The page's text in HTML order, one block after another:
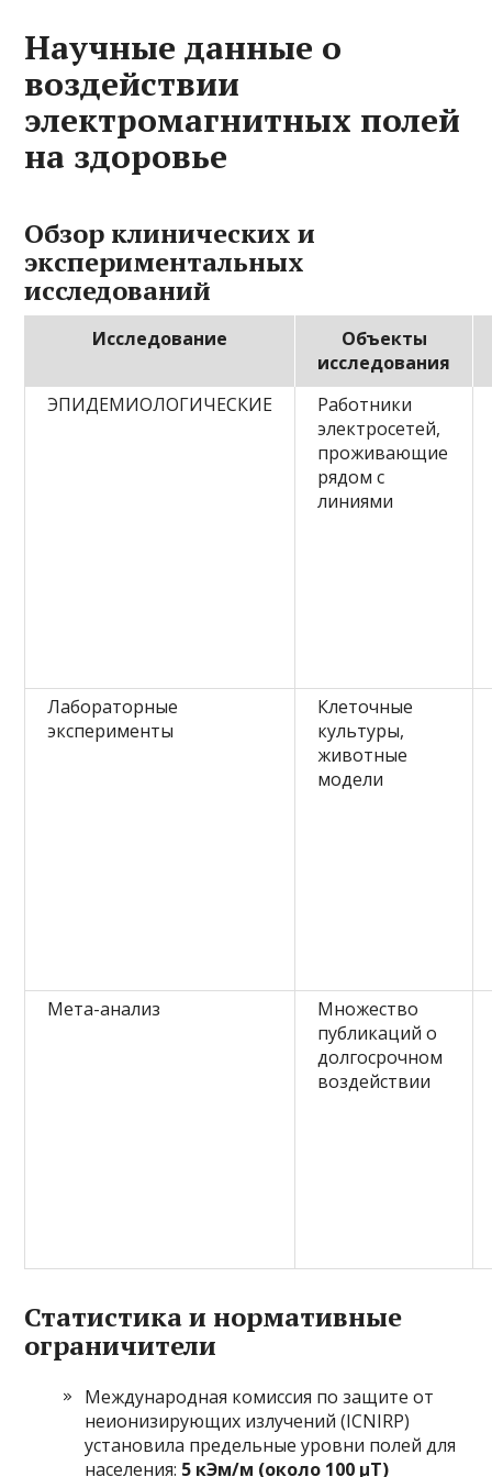
Научные данные о
воздействии
электромагнитных полей
на здоровье
Обзор клинических и
экспериментальных
исследований
Исследование
Объекты
исследования
ЭПИДЕМИОЛОГИЧЕСКИЕ
Работники
электросетей,
проживающие
рядом с
линиями
Лабораторные
эксперименты
Клеточные
культуры,
животные
модели
Мета-анализ
Множество
публикаций о
долгосрочном
воздействии
Статистика и нормативные
ограничители
Международная комиссия по защите от
неионизирующих излучений (ICNIRP)
установила предельные уровни полей для
населения: 5 кЭм/м (около 100 μТ)